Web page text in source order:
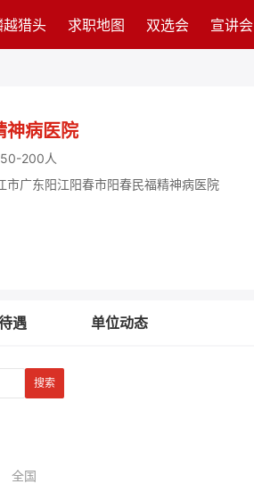
越猎头 求职地图 双选会 宣讲会
神病医院
50-200人
市广东阳江阳春市阳春民福精神病医院
遇 单位动态
全国